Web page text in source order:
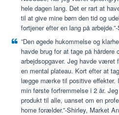
hele dagen lang. Det er rart at
til at give mine børn den tid og
fortjener efter en lang på
”Den øgede hukommelse og
havde brug for at tage på hårdere
arbejdsopgaver. Jeg havde været
en mental plateau. Kort efter at
lægge mærke til positive effekter.
min første forfremmelse i 2 år.
produkt til alle, uanset om en
home forælder.”-Shirley, Market